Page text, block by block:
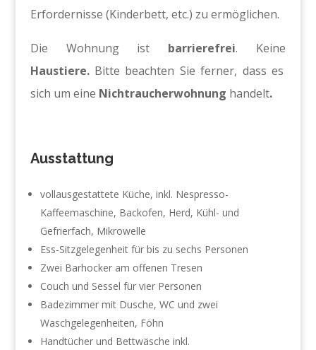
Erfordernisse (Kinderbett, etc.) zu ermöglichen.
Die Wohnung ist barrierefrei. Keine
Haustiere. Bitte beachten Sie ferner, dass es
sich um eine Nichtraucherwohnung handelt.
Ausstattung
vollausgestattete Küche, inkl. Nespresso-
Kaffeemaschine, Backofen, Herd, Kühl- und
Gefrierfach, Mikrowelle
Ess-Sitzgelegenheit für bis zu sechs Personen
Zwei Barhocker am offenen Tresen
Couch und Sessel für vier Personen
Badezimmer mit Dusche, WC und zwei
Waschgelegenheiten, Föhn
Handtücher und Bettwäsche inkl.